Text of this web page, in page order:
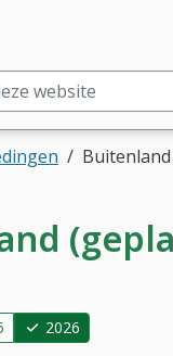
Zorgverzekeraar.
website(min. 2
2026